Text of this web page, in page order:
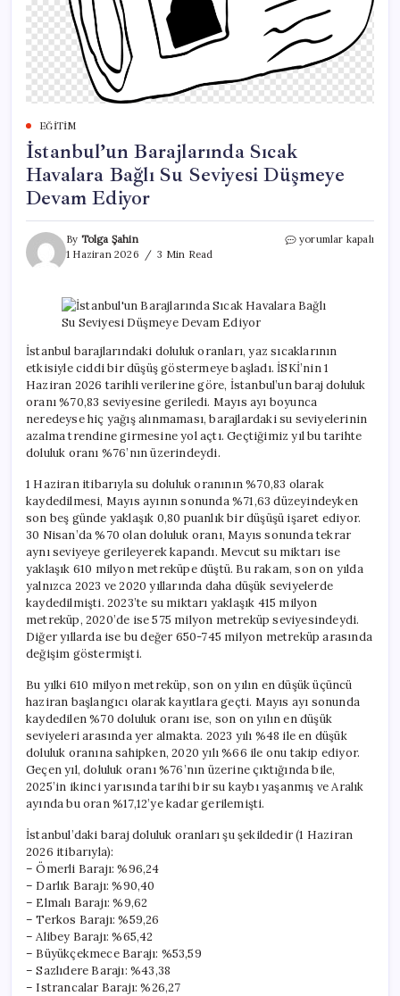
EĞITIM
İstanbul’un Barajlarında Sıcak
Havalara Bağlı Su Seviyesi Düşmeye
Devam Ediyor
By Tolga Şahin
1 Haziran 2026
3 Min Read
İstanbul’un
Bağlı
Düşmeye
Devam
Ediyor
için
yorumlar kapalı
İstanbul barajlarındaki doluluk oranları, yaz sıcaklarının
etkisiyle ciddi bir düşüş göstermeye başladı. İSKİ’nin 1
Haziran 2026 tarihli verilerine göre, İstanbul’un baraj doluluk
oranı %70,83 seviyesine geriledi. Mayıs ayı boyunca
neredeyse hiç yağış alınmaması, barajlardaki su seviyelerinin
azalma trendine girmesine yol açtı. Geçtiğimiz yıl bu tarihte
doluluk oranı %76’nın üzerindeydi.
1 Haziran itibarıyla su doluluk oranının %70,83 olarak
kaydedilmesi, Mayıs ayının sonunda %71,63 düzeyindeyken
son beş günde yaklaşık 0,80 puanlık bir düşüşü işaret ediyor.
30 Nisan’da %70 olan doluluk oranı, Mayıs sonunda tekrar
aynı seviyeye gerileyerek kapandı. Mevcut su miktarı ise
yaklaşık 610 milyon metreküpe düştü. Bu rakam, son on yılda
yalnızca 2023 ve 2020 yıllarında daha düşük seviyelerde
kaydedilmişti. 2023’te su miktarı yaklaşık 415 milyon
metreküp, 2020’de ise 575 milyon metreküp seviyesindeydi.
Diğer yıllarda ise bu değer 650-745 milyon metreküp arasında
değişim göstermişti.
Bu yılki 610 milyon metreküp, son on yılın en düşük üçüncü
haziran başlangıcı olarak kayıtlara geçti. Mayıs ayı sonunda
kaydedilen %70 doluluk oranı ise, son on yılın en düşük
seviyeleri arasında yer almakta. 2023 yılı %48 ile en düşük
doluluk oranına sahipken, 2020 yılı %66 ile onu takip ediyor.
Geçen yıl, doluluk oranı %76’nın üzerine çıktığında bile,
2025’in ikinci yarısında tarihi bir su kaybı yaşanmış ve Aralık
ayında bu oran %17,12’ye kadar gerilemişti.
İstanbul’daki baraj doluluk oranları şu şekildedir (1 Haziran
2026 itibarıyla):
– Ömerli Barajı: %96,24
– Darlık Barajı: %90,40
– Elmalı Barajı: %9,62
– Terkos Barajı: %59,26
– Alibey Barajı: %65,42
– Büyükçekmece Barajı: %53,59
– Sazlıdere Barajı: %43,38
– Istrancalar Barajı: %26,27